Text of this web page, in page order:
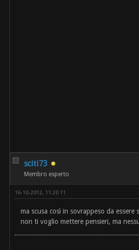
sciti73
Membro esperto
16-10-2012, 11:20 11
ma scusa così in sovrappeso da essere
non ti voglio mettere pensieri, ma